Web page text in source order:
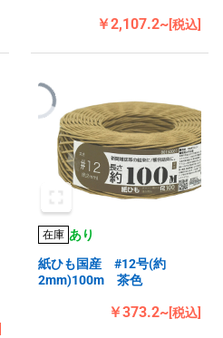
￥2,107.2~[税込]
在庫 あり
紙ひも国産 #12号(約
2mm)100m 茶色
￥373.2~[税込]